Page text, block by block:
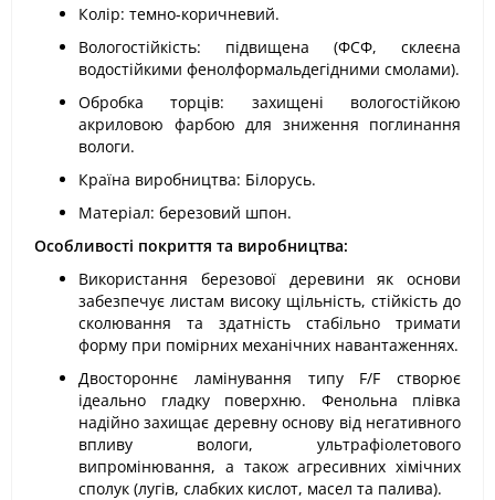
Колір: темно-коричневий.
Вологостійкість: підвищена (ФСФ, склеєна
водостійкими фенолформальдегідними смолами).
Обробка торців: захищені вологостійкою
акриловою фарбою для зниження поглинання
вологи.
Країна виробництва: Білорусь.
Матеріал: березовий шпон.
Особливості покриття та виробництва:
Використання березової деревини як основи
забезпечує листам високу щільність, стійкість до
сколювання та здатність стабільно тримати
форму при помірних механічних навантаженнях.
Двостороннє ламінування типу F/F створює
ідеально гладку поверхню. Фенольна плівка
надійно захищає деревну основу від негативного
впливу вологи, ультрафіолетового
випромінювання, а також агресивних хімічних
сполук (лугів, слабких кислот, масел та палива).